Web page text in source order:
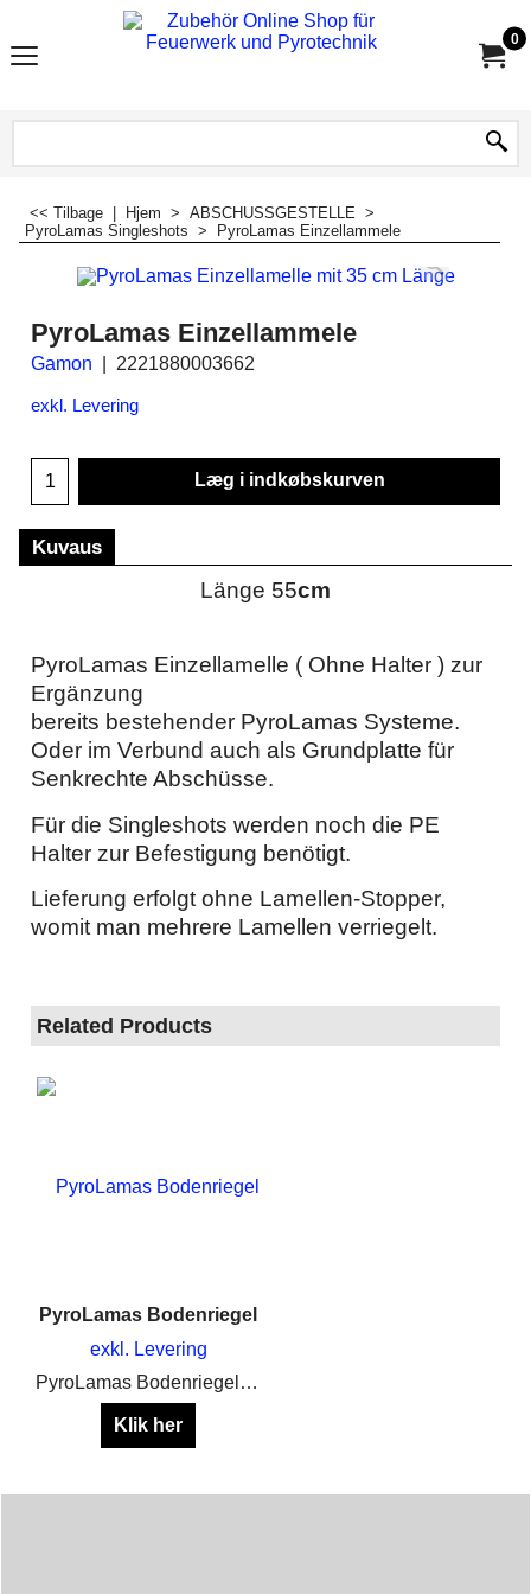
0
<< Tilbage Hjem > ABSCHUSSGESTELLE >
PyroLamas Singleshots > PyroLamas Einzellammele
PyroLamas Einzellammele
Gamon 2221880003662
exkl. Levering
Læg i indkøbskurven
Kuvaus
Länge 55cm
PyroLamas Einzellamelle ( Ohne Halter ) zur
Ergänzung
bereits bestehender PyroLamas Systeme.
Oder im Verbund auch als Grundplatte für
Senkrechte Abschüsse.
Für die Singleshots werden noch die PE
Halter zur Befestigung benötigt.
Lieferung erfolgt ohne Lamellen-Stopper,
womit man mehrere Lamellen verriegelt.
Related Products
PyroLamas Bodenriegel
exkl. Levering
PyroLamas Bodenriegel zum Aufbau eines PyroLamas Single Shot Bogen
Klik her